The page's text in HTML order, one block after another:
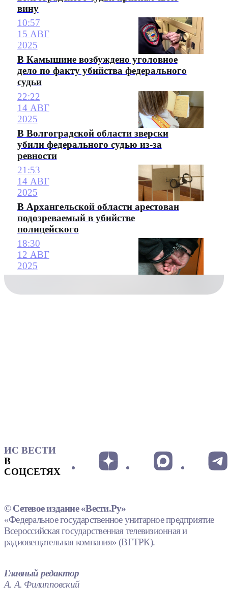
вину
10:57
15 АВГ
2025
В Камышине возбуждено уголовное
дело по факту убийства федерального
судьи
22:22
14 АВГ
2025
В Волгоградской области зверски
убили федерального судью из-за
ревности
21:53
14 АВГ
2025
В Архангельской области арестован
подозреваемый в убийстве
полицейского
18:30
12 АВГ
2025
ИС ВЕСТИ
В
СОЦСЕТЯХ
© Сетевое издание «Вести.Ру»
«Федеральное государственное унитарное предприятие
Всероссийская государственная телевизионная и
радиовещательная компания» (ВГТРК).
Главный редактор
А. А. Филипповский